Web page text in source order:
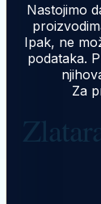
Nastojimo
Ipak, ne
podataka.
Za